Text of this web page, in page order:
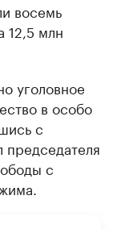
восемь
12,5 млн
уголовное
в особо
с
председателя
с